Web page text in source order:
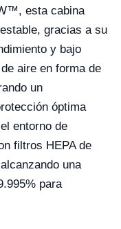
esta cabina
gracias a su
y bajo
aire en forma de
un
óptima
entorno de
filtros HEPA de
una
para